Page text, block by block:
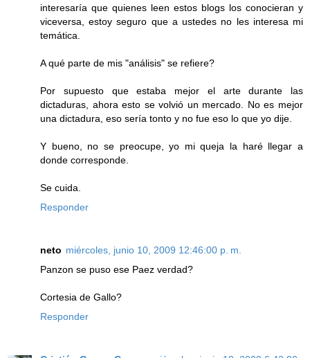
interesaría que quienes leen estos blogs los conocieran y
viceversa, estoy seguro que a ustedes no les interesa mi
temática.
A qué parte de mis "análisis" se refiere?
Por supuesto que estaba mejor el arte durante las
dictaduras, ahora esto se volvió un mercado. No es mejor
una dictadura, eso sería tonto y no fue eso lo que yo dije.
Y bueno, no se preocupe, yo mi queja la haré llegar a
donde corresponde.
Se cuida.
Responder
neto miércoles, junio 10, 2009 12:46:00 p. m.
Panzon se puso ese Paez verdad?
Cortesia de Gallo?
Responder